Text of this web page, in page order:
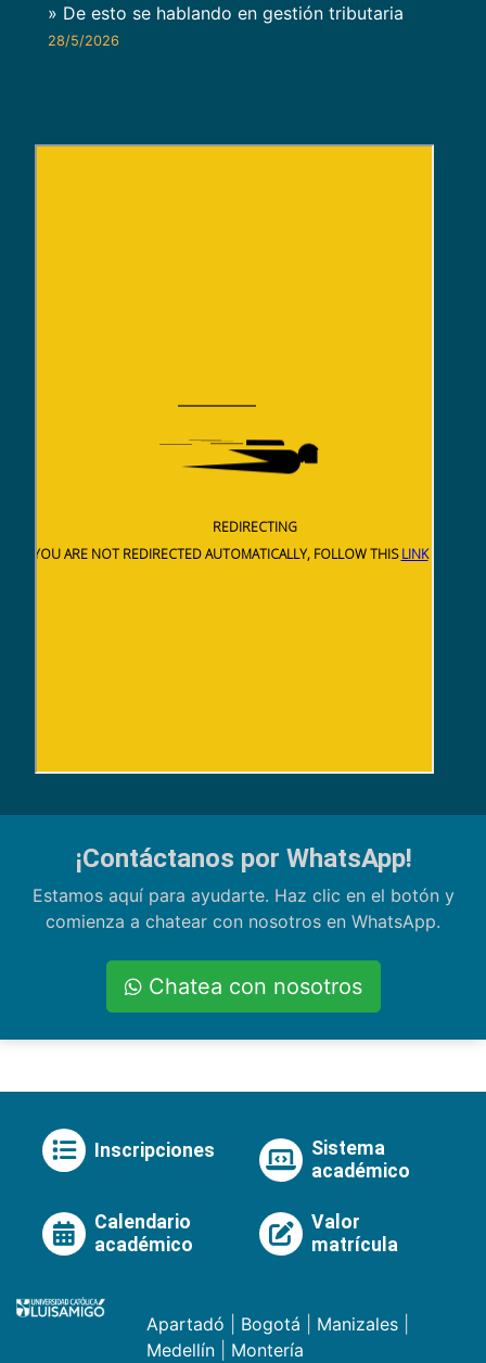
» De esto se hablando en gestión tributaria
28/5/2026
¡Contáctanos por WhatsApp!
Estamos aquí para ayudarte. Haz clic en el botón y
comienza a chatear con nosotros en WhatsApp.
Chatea con nosotros
Inscripciones
Sistema
académico
Calendario
académico
Valor
matrícula
Apartadó Bogotá Manizales
Medellín
Montería